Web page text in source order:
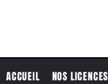
ACCUEIL NOS LICENCES